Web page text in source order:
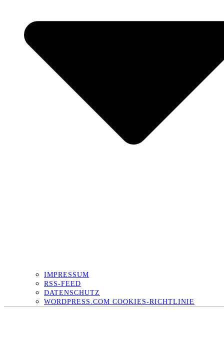
IMPRESSUM
RSS-FEED
DATENSCHUTZ
WORDPRESS.COM COOKIES-RICHTLINIE